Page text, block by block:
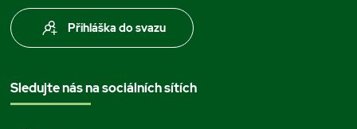
Přihláška do svazu
Sledujte nás na sociálních sítích